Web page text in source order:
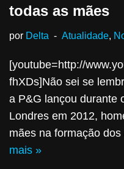
todas as mães
por Delta Atualidade,
[youtube=http://
fhXDs]Não sei se
a P&G lançou durante
Londres em 2012,
mães na formação
mais »